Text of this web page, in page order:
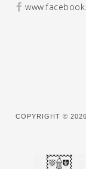
COPYRIGHT ©